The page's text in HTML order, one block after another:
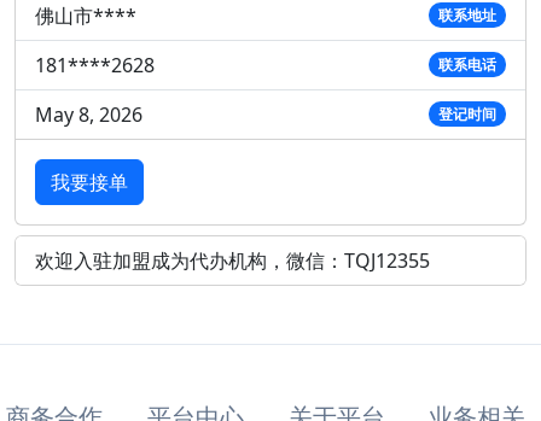
佛山市**** 联系地址
181****2628 联系电话
May 8, 2026 登记时间
我要接单
欢迎入驻加盟成为代办机构，微信：TQJ12355